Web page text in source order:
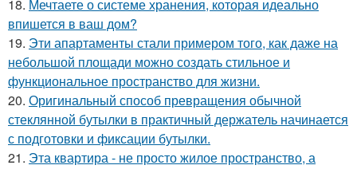
18. Мечтаете о системе хранения, которая идеально
впишется в ваш дом?
19. Эти апартаменты стали примером того, как даже на
небольшой площади можно создать стильное и
функциональное пространство для жизни.
20. Оригинальный способ превращения обычной
стеклянной бутылки в практичный держатель начинается
с подготовки и фиксации бутылки.
21. Эта квартира - не просто жилое пространство, а